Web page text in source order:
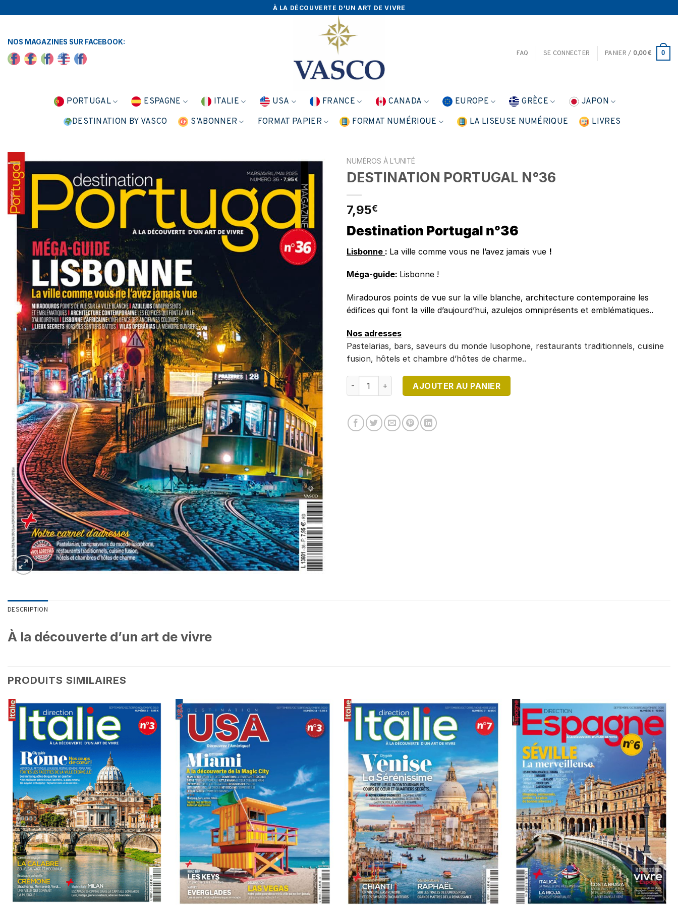
to
À LA DÉCOUVERTE D'UN ART DE VIVRE
NOS MAGAZINES SUR FACEBOOK:
FAQ
SE CONNECTER PANIER / 0,00€ 0
PORTUGAL ESPAGNE ITALIE USA FRANCE CANADA EUROPE GRÈCE
JAPON
DESTINATION BY VASCO
S’ABONNER FORMAT PAPIER FORMAT NUMÉRIQUE LA LISEUSE NUMÉRIQUE LIVRES
NUMÉROS À L'UNITÉ
DESTINATION PORTUGAL N°36
7,95€
Destination Portugal n°36
Lisbonne : La ville comme vous ne l’avez jamais vue !
Méga-guide: Lisbonne !
Miradouros points de vue sur la ville blanche, architecture contemporaine les
édifices qui font la ville d’aujourd’hui, azulejos omniprésents et emblématiques..
Nos adresses
Pastelarias, bars, saveurs du monde lusophone, restaurants traditionnels, cuisine
fusion, hôtels et chambre d’hôtes de charme..
quantité de DESTINATION PORTUGAL N°36
AJOUTER AU PANIER
DESCRIPTION
À la découverte d’un art de vivre
PRODUITS SIMILAIRES